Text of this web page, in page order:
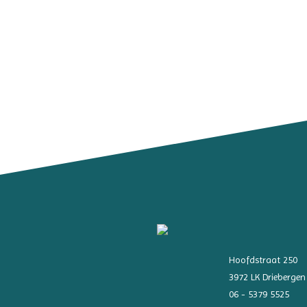
Hoofdstraat 250
3972 LK Driebergen
06 - 5379 5525